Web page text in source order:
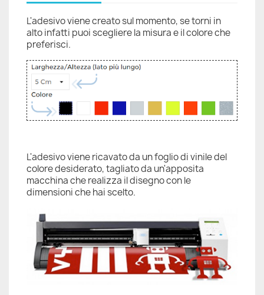
L'adesivo viene creato sul momento, se torni in
alto infatti puoi scegliere la misura e il colore che
preferisci.
L'adesivo viene ricavato da un foglio di vinile del
colore desiderato, tagliato da un'apposita
macchina che realizza il disegno con le
dimensioni che hai scelto.